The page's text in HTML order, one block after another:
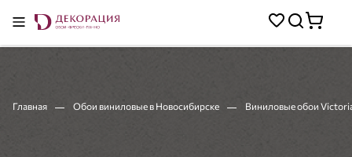
Главная Обои виниловые в Новосибирске Виниловые обои